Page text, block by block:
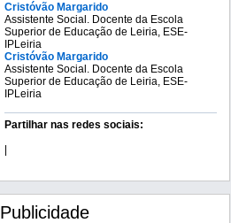
Cristóvão Margarido
Assistente Social. Docente da Escola
Superior de Educação de Leiria, ESE-
IPLeiria
Cristóvão Margarido
Assistente Social. Docente da Escola
Superior de Educação de Leiria, ESE-
IPLeiria
Partilhar nas redes sociais:
Publicidade